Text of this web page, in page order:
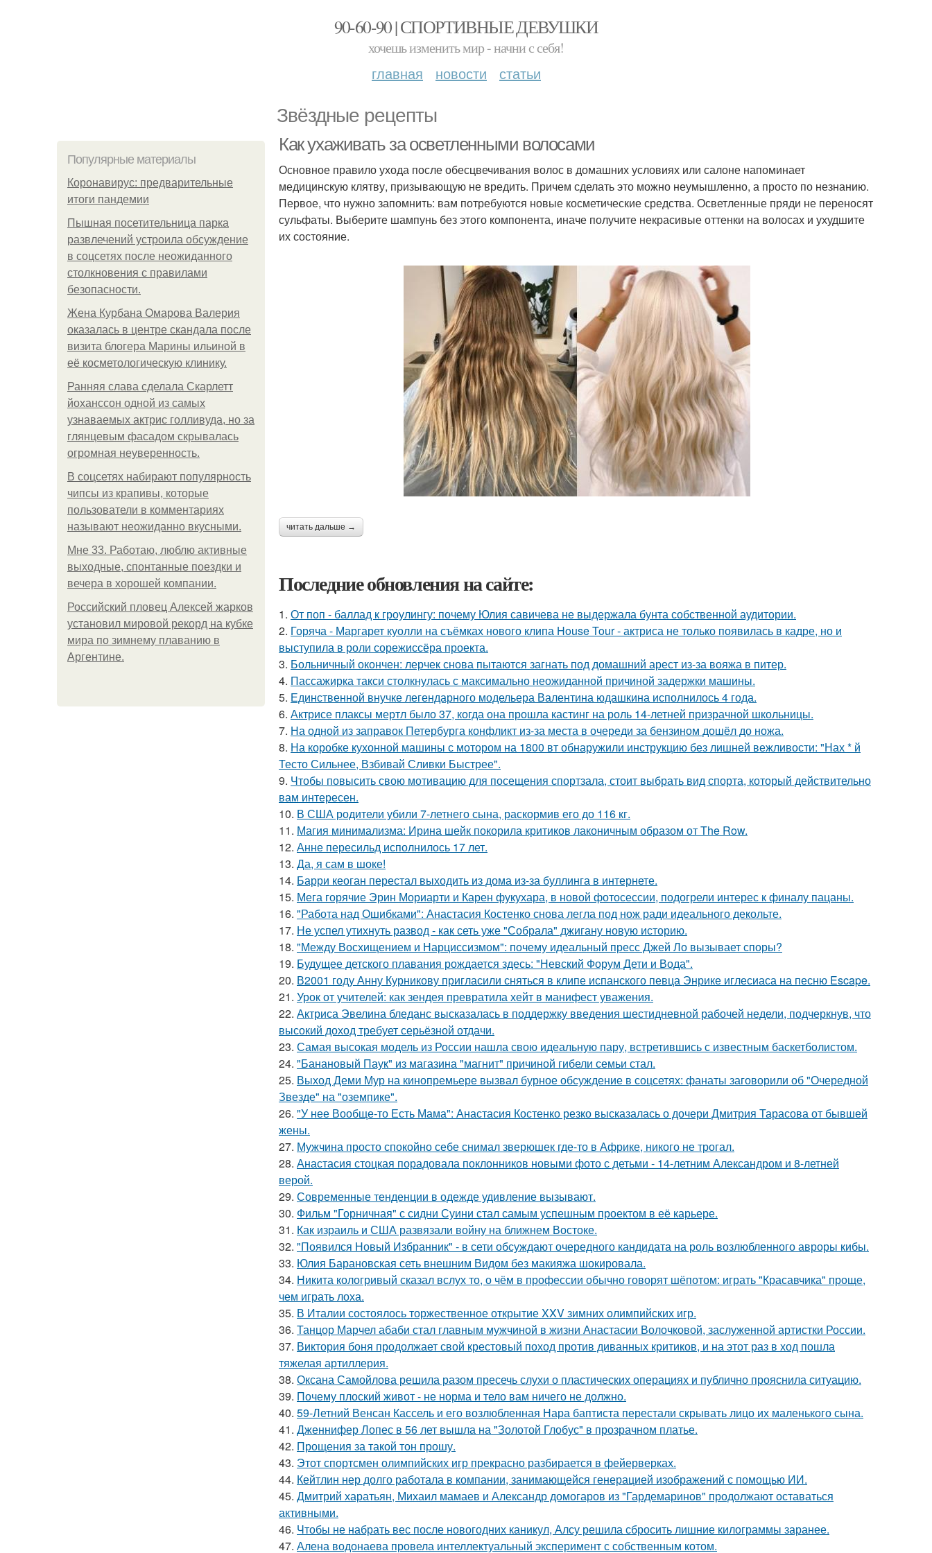
90-60-90 | СПОРТИВНЫЕ ДЕВУШКИ
хочешь изменить мир - начни с себя!
главная новости статьи
Звёздные рецепты
Популярные материалы
Коронавирус: предварительные
итоги пандемии
Пышная посетительница парка
развлечений устроила обсуждение
в соцсетях после неожиданного
столкновения с правилами
безопасности.
Жена Курбана Омарова Валерия
оказалась в центре скандала после
визита блогера Марины ильиной в
её косметологическую клинику.
Ранняя слава сделала Скарлетт
йоханссон одной из самых
узнаваемых актрис голливуда, но за
глянцевым фасадом скрывалась
огромная неуверенность.
В соцсетях набирают популярность
чипсы из крапивы, которые
пользователи в комментариях
называют неожиданно вкусными.
Мне 33. Работаю, люблю активные
выходные, спонтанные поездки и
вечера в хорошей компании.
Российский пловец Алексей жарков
установил мировой рекорд на кубке
мира по зимнему плаванию в
Аргентине.
Как ухаживать за осветленными волосами
Основное правило ухода после обесцвечивания волос в домашних условиях или салоне напоминает
медицинскую клятву, призывающую не вредить. Причем сделать это можно неумышленно, а просто по незнанию.
Первое, что нужно запомнить: вам потребуются новые косметические средства. Осветленные пряди не переносят
сульфаты. Выберите шампунь без этого компонента, иначе получите некрасивые оттенки на волосах и ухудшите
их состояние.
читать дальше →
Последние обновления на сайте:
1. От поп - баллад к гроулингу: почему Юлия савичева не выдержала бунта собственной аудитории.
2. Горяча - Маргарет куолли на съёмках нового клипа House Tour - актриса не только появилась в кадре, но и
выступила в роли сорежиссёра проекта.
3. Больничный окончен: лерчек снова пытаются загнать под домашний арест из-за вояжа в питер.
4. Пассажирка такси столкнулась с максимально неожиданной причиной задержки машины.
5. Единственной внучке легендарного модельера Валентина юдашкина исполнилось 4 года.
6. Актрисе плаксы мертл было 37, когда она прошла кастинг на роль 14-летней призрачной школьницы.
7. На одной из заправок Петербурга конфликт из-за места в очереди за бензином дошёл до ножа.
8. На коробке кухонной машины с мотором на 1800 вт обнаружили инструкцию без лишней вежливости: "Нах * й
Тесто Сильнее, Взбивай Сливки Быстрее".
9. Чтобы повысить свою мотивацию для посещения спортзала, стоит выбрать вид спорта, который действительно
вам интересен.
10. В США родители убили 7-летнего сына, раскормив его до 116 кг.
11. Магия минимализма: Ирина шейк покорила критиков лаконичным образом от The Row.
12. Анне пересильд исполнилось 17 лет.
13. Да, я сам в шоке!
14. Барри кеоган перестал выходить из дома из-за буллинга в интернете.
15. Мега горячие Эрин Мориарти и Карен фукухара, в новой фотосессии, подогрели интерес к финалу пацаны.
16. "Работа над Ошибками": Анастасия Костенко снова легла под нож ради идеального декольте.
17. Не успел утихнуть развод - как сеть уже "Собрала" джигану новую историю.
18. "Между Восхищением и Нарциссизмом": почему идеальный пресс Джей Ло вызывает споры?
19. Будущее детского плавания рождается здесь: "Невский Форум Дети и Вода".
20. В2001 году Анну Курникову пригласили сняться в клипе испанского певца Энрике иглесиаса на песню Escape.
21. Урок от учителей: как зендея превратила хейт в манифест уважения.
22. Актриса Эвелина бледанс высказалась в поддержку введения шестидневной рабочей недели, подчеркнув, что
высокий доход требует серьёзной отдачи.
23. Самая высокая модель из России нашла свою идеальную пару, встретившись с известным баскетболистом.
24. "Банановый Паук" из магазина "магнит" причиной гибели семьи стал.
25. Выход Деми Мур на кинопремьере вызвал бурное обсуждение в соцсетях: фанаты заговорили об "Очередной
Звезде" на "оземпике".
26. "У нее Вообще-то Есть Мама": Анастасия Костенко резко высказалась о дочери Дмитрия Тарасова от бывшей
жены.
27. Мужчина просто спокойно себе снимал зверюшек где-то в Африке, никого не трогал.
28. Анастасия стоцкая порадовала поклонников новыми фото с детьми - 14-летним Александром и 8-летней
верой.
29. Современные тенденции в одежде удивление вызывают.
30. Фильм "Горничная" с сидни Суини стал самым успешным проектом в её карьере.
31. Как израиль и США развязали войну на ближнем Востоке.
32. "Появился Новый Избранник" - в сети обсуждают очередного кандидата на роль возлюбленного авроры кибы.
33. Юлия Барановская сеть внешним Видом без макияжа шокировала.
34. Никита кологривый сказал вслух то, о чём в профессии обычно говорят шёпотом: играть "Красавчика" проще,
чем играть лоха.
35. В Италии состоялось торжественное открытие XXV зимних олимпийских игр.
36. Танцор Марчел абаби стал главным мужчиной в жизни Анастасии Волочковой, заслуженной артистки России.
37. Виктория боня продолжает свой крестовый поход против диванных критиков, и на этот раз в ход пошла
тяжелая артиллерия.
38. Оксана Самойлова решила разом пресечь слухи о пластических операциях и публично прояснила ситуацию.
39. Почему плоский живот - не норма и тело вам ничего не должно.
40. 59-Летний Венсан Кассель и его возлюбленная Нара баптиста перестали скрывать лицо их маленького сына.
41. Дженнифер Лопес в 56 лет вышла на "Золотой Глобус" в прозрачном платье.
42. Прощения за такой тон прошу.
43. Этот спортсмен олимпийских игр прекрасно разбирается в фейерверках.
44. Кейтлин нер долго работала в компании, занимающейся генерацией изображений с помощью ИИ.
45. Дмитрий харатьян, Михаил мамаев и Александр домогаров из "Гардемаринов" продолжают оставаться
активными.
46. Чтобы не набрать вес после новогодних каникул, Алсу решила сбросить лишние килограммы заранее.
47. Алена водонаева провела интеллектуальный эксперимент с собственным котом.